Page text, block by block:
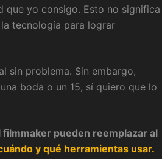
que yo consigo. Esto no significa
tecnología para lograr
sin problema. Sin embargo,
boda o un 15, sí quiero que lo
pueden reemplazar al
y qué herramientas usar.